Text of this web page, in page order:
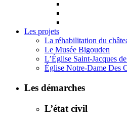
Les projets
La réhabilitation du
Le Musée Bigouden
L’Église Saint-Jacques
Église Notre-Dame Des
Les démarches
L’état civil